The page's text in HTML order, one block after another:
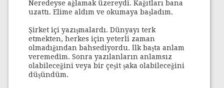
Neredeyse ağlamak üzereydi. Kağıtları bana
uzattı. Elime aldım ve okumaya başladım.
Şirket içi yazışmalardı. Dünyayı terk
etmekten, herkes için yeterli zaman
olmadığından bahsediyordu. İlk başta anlam
veremedim. Sonra yazılanların anlamsız
olabileceğini veya bir çeşit şaka olabileceğini
düşündüm.